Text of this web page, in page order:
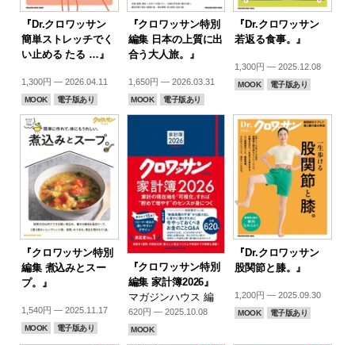
『Dr.クロワッサン
簡単ストレッチでく
い止める たる …』
1,300円 — 2026.04.11
MOOK 電子版あり
『クロワッサン特別
編集 日本の上質に出
合う大人旅。』
1,650円 — 2026.03.31
MOOK 電子版あり
『Dr.クロワッサン
若返る食事。』
1,300円 — 2025.12.08
MOOK 電子版あり
『クロワッサン特別
編集 煮込みとスー
プ。』
1,540円 — 2025.11.17
MOOK 電子版あり
『クロワッサン特別
編集 家計簿2026』
マガジンハウス 編
620円 — 2025.10.08
MOOK
『Dr.クロワッサン
股関節と膝。』
1,200円 — 2025.09.30
MOOK 電子版あり